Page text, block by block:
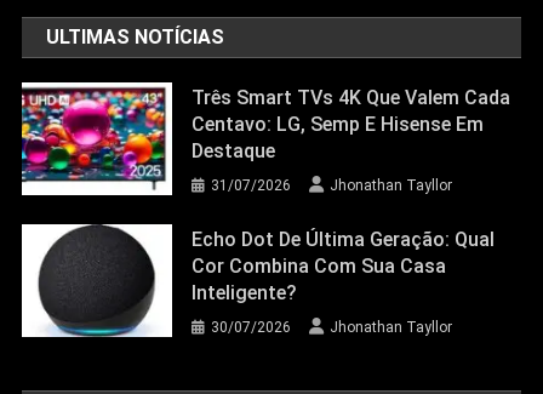
ULTIMAS NOTÍCIAS
Três Smart TVs 4K Que Valem Cada
Centavo: LG, Semp E Hisense Em
Destaque
31/07/2026 Jhonathan Tayllor
Echo Dot De Última Geração: Qual
Cor Combina Com Sua Casa
Inteligente?
30/07/2026 Jhonathan Tayllor